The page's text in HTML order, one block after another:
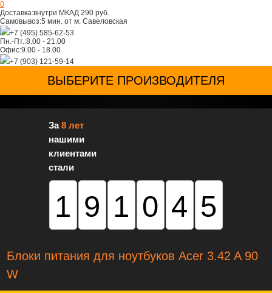
0
Доставка:внутри МКАД 290 руб.
Самовывоз:5 мин. от м. Савеловская
+7 (495) 585-62-53
Пн.-Пт.:8.00 - 21.00
Офис:9.00 - 18.00
+7 (903) 121-59-14
ВЫБЕРИТЕ ПРОИЗВОДИТЕЛЯ
За8 лет
нашими
клиентами
стали
191045
Блоки питания для ноутбуков Acer 3.42 A 90
W